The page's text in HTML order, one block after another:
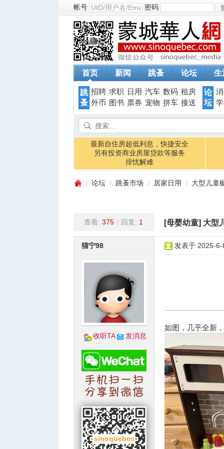
帐号 密码
首页 新闻 跳蚤 论坛 生
跳
蚤
招聘 求职 日用 汽车 数码 租房
外币
图书 票券 宠物 拼车 接送
论
坛
最新自住房超低利息，快捷安全
另有投资商业房屋贷款等服务
排忧解难
»
论坛
›
跳蚤市场 居家日用
›
大型儿童
查看: 375 | 回复: 1 [母婴幼童] 大型
猫宁98
收听TA 发消息
发表于 2025-
如图，几乎全新